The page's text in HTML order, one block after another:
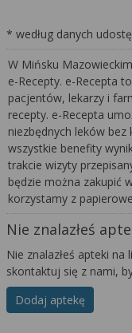
* według danych
W Mińsku
e-Recepty. e-Recepta
pacjentów, lekarzy i
recepty. e-Recepta
niezbędnych leków
wszystkie benefity
trakcie wizyty
będzie można zakupić
korzystamy z
Nie znalazłeś
Nie znalazłeś apteki na
skontaktuj się z nami,
Dodaj aptekę